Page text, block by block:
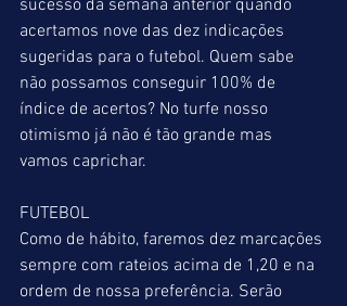
sucesso da semana anterior quando
acertamos nove das dez indicações
sugeridas para o futebol. Quem sabe
não possamos conseguir 100% de
índice de acertos? No turfe nosso
otimismo já não é tão grande mas
vamos caprichar.
FUTEBOL
Como de hábito, faremos dez marcações
sempre com rateios acima de 1,20 e na
ordem de nossa preferência. Serão